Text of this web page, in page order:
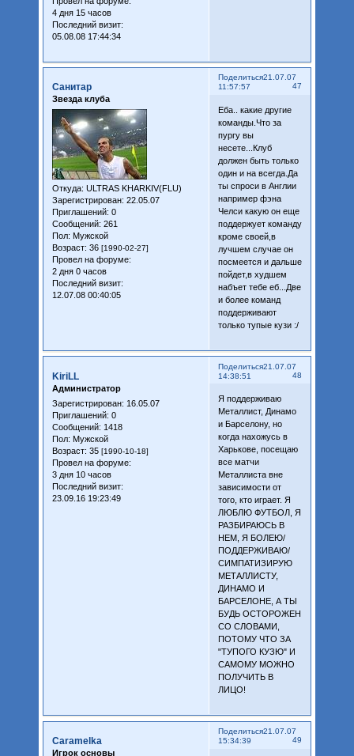
4 дня 15 часов
Последний визит:
05.08.08 17:44:34
Поделиться
47
21.07.07
11:57:57
Санитар
Звезда клуба
Откуда: ULTRAS KHARKIV(FLU)
Зарегистрирован: 22.05.07
Приглашений: 0
Сообщений: 261
Пол: Мужской
Возраст: 36 [1990-02-27]
Провел на форуме:
2 дня 0 часов
Последний визит:
12.07.08 00:40:05
Еба.. какие другие
команды.Что за
пургу вы
несете...Клуб
должен быть только
один и на всегда.Да
ты спроси в Англии
например фэна
Челси какую он еще
поддержует команду
кроме своей,в
лучшем случае он
посмеется и дальше
пойдет,в худшем
набъет тебе еб...Две
и более команд
поддерживают
только тупые кузи :/
Поделиться
48
21.07.07
14:38:51
KiriLL
Администратор
Зарегистрирован: 16.05.07
Приглашений: 0
Сообщений: 1418
Пол: Мужской
Возраст: 35 [1990-10-18]
Провел на форуме:
3 дня 10 часов
Последний визит:
23.09.16 19:23:49
Я поддерживаю
Металлист, Динамо
и Барселону, но
когда нахожусь в
Харькове, посещаю
все матчи
Металлиста вне
зависимости от
того, кто играет. Я
ЛЮБЛЮ ФУТБОЛ, Я
РАЗБИРАЮСЬ В
НЕМ, Я БОЛЕЮ/
ПОДДЕРЖИВАЮ/
СИМПАТИЗИРУЮ
МЕТАЛЛИСТУ,
ДИНАМО И
БАРСЕЛОНЕ, А ТЫ
БУДЬ ОСТОРОЖЕН
СО СЛОВАМИ,
ПОТОМУ ЧТО ЗА
"ТУПОГО КУЗЮ" И
САМОМУ МОЖНО
ПОЛУЧИТЬ В
ЛИЦО!
Поделиться
49
21.07.07
15:34:39
Caramelka
Игрок основы